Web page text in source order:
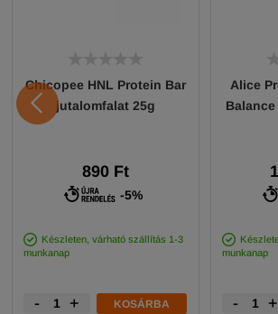
Chicopee HNL Protein Bar
jutalomfalat 25g
890 Ft
-5%
Készleten, várható szállítás 1-3
munkanap
- + KOSÁRBA
Alice
munkanap
- +